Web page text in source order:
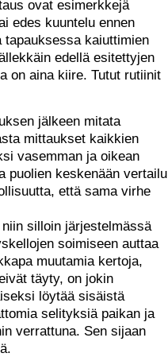
ovat esimerkkejä
edes kuuntelu ennen
kaiuttimien
edellä esitettyjen
on aina kiire. Tutut rutiinit
jälkeen mitata
mittaukset kaikkien
vasemman ja oikean
puolien keskenään vertailu
että sama virhe
silloin järjestelmässä
soimiseen auttaa
muutamia kertoja,
täyty, on jokin
löytää sisäistä
selityksiä paikan ja
verrattuna. Sen sijaan